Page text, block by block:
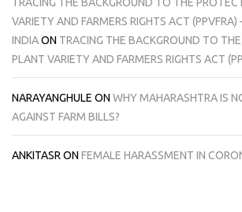
TRACING THE BACKGROUND TO THE
VARIETY AND FARMERS RIGHTS ACT (PPVFRA)
INDIAON TRACING THE BACKGROUND TO
PLANT VARIETY AND FARMERS RIGHTS ACT
NARAYANGHULE ON WHY MAHARASHTRA IS
AGAINST FARM BILLS?
ANKITASRON FEMALE HARASSMENT IN